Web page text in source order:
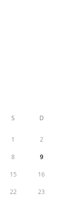
S D
1 2
8 9
15 16
22 23